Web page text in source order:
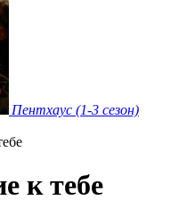
Пентхаус (1-3 сезон)
к тебе